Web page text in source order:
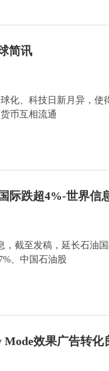
简讯
化、科技日新月异，使
币互相流通
际跌超4%-世界信
，截至发稿，延长石油
、中国石油股
效果广告转化